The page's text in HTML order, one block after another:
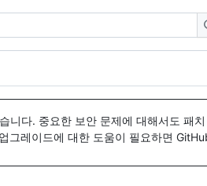
니다. 중요한 보안 문제에 대해서도 패
그레이드에 대한 도움이 필요하면